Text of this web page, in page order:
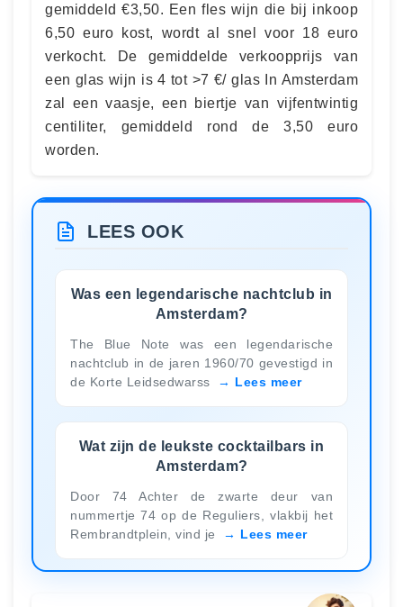
gemiddeld €3,50. Een fles wijn die bij inkoop
6,50 euro kost, wordt al snel voor 18 euro
verkocht. De gemiddelde verkoopprijs van
een glas wijn is 4 tot >7 €/ glas In Amsterdam
zal een vaasje, een biertje van vijfentwintig
centiliter, gemiddeld rond de 3,50 euro
worden.
LEES OOK
Was een legendarische nachtclub in
Amsterdam?
The Blue Note was een legendarische
nachtclub in de jaren 1960/70 gevestigd in
de Korte Leidsedwarss
Lees meer
Wat zijn de leukste cocktailbars in
Amsterdam?
Door 74 Achter de zwarte deur van
nummertje 74 op de Reguliers, vlakbij het
Rembrandtplein, vind je
Lees meer